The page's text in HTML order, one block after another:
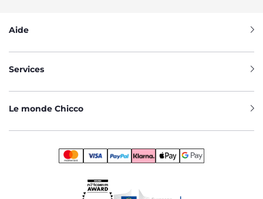
Aide
Services
Le monde Chicco